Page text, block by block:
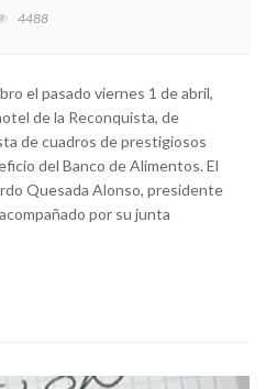
4488
el pasado viernes 1 de abril,
de la Reconquista, de
de cuadros de prestigiosos
del Banco de Alimentos. El
Quesada Alonso, presidente
por su junta